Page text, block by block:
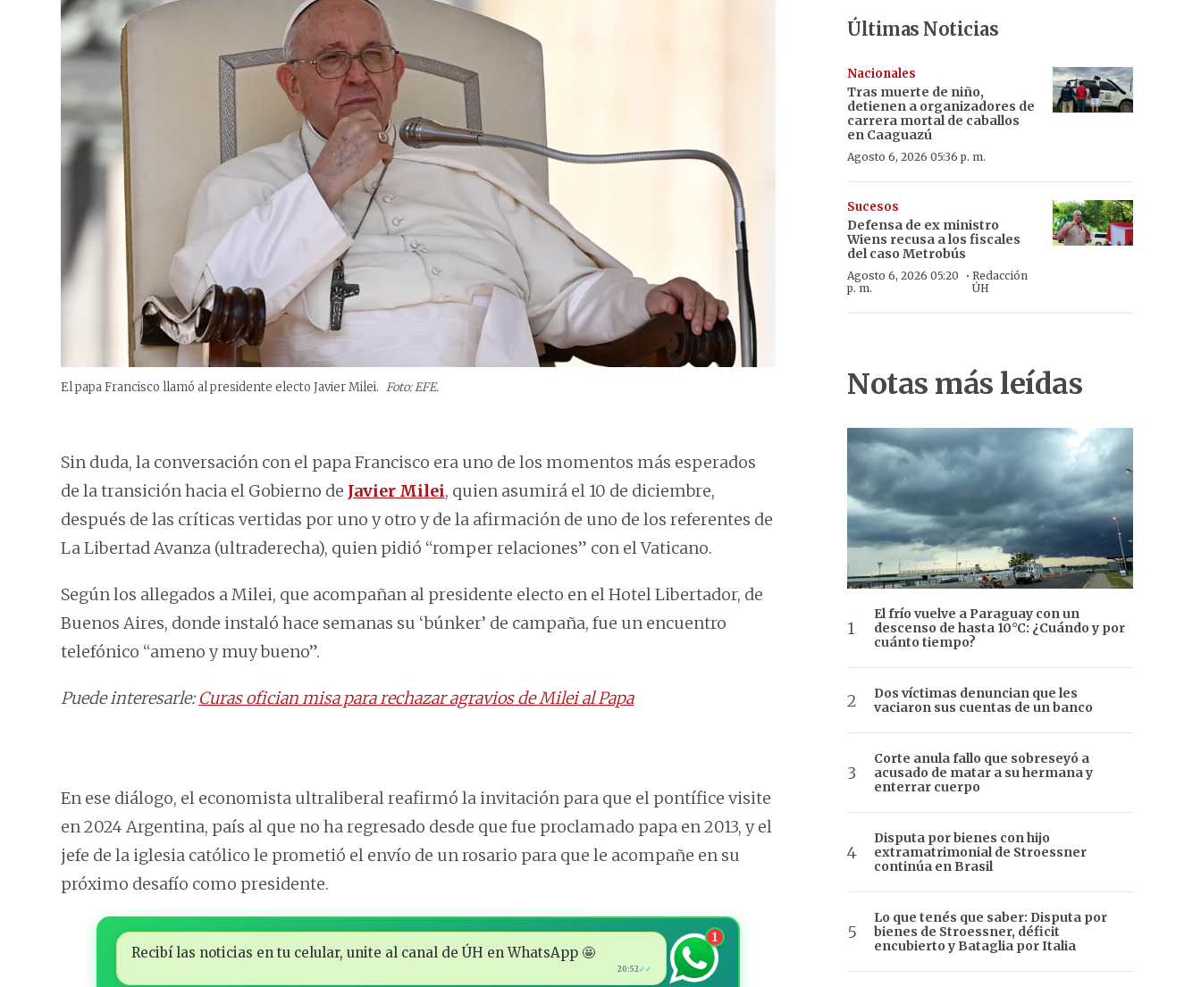
El papa Francisco llamó al presidente electo Javier Milei. Foto: EFE.
Sin duda, la conversación con el papa Francisco era uno de los momentos más esperados
de la transición hacia el Gobierno de Javier Milei, quien asumirá el 10 de diciembre,
después de las críticas vertidas por uno y otro y de la afirmación de uno de los referentes de
La Libertad Avanza (ultraderecha), quien pidió “romper relaciones” con el Vaticano.
Según los allegados a Milei, que acompañan al presidente electo en el Hotel Libertador, de
Buenos Aires, donde instaló hace semanas su ‘búnker’ de campaña, fue un encuentro
telefónico “ameno y muy bueno”.
Puede interesarle:Curas ofician misa para rechazar agravios de Milei al Papa
En ese diálogo, el economista ultraliberal reafirmó la invitación para que el pontífice visite
en 2024 Argentina, país al que no ha regresado desde que fue proclamado papa en 2013, y el
jefe de la iglesia católico le prometió el envío de un rosario para que le acompañe en su
próximo desafío como presidente.
Recibí las noticias en tu celular, unite al canal de ÚH en WhatsApp 🤩
20:52✓✓
1
Últimas Noticias
Nacionales
Tras muerte de niño,
detienen a organizadores de
carrera mortal de caballos
en Caaguazú
Agosto 6, 2026 05:36 p. m.
Sucesos
Defensa de ex ministro
Wiens recusa a los fiscales
del caso Metrobús
Agosto 6, 2026 05:20
p. m.
· Redacción
ÚH
Notas más leídas
El frío vuelve a Paraguay con un
descenso de hasta 10°C: ¿Cuándo y por
cuánto tiempo?
Dos víctimas denuncian que les
vaciaron sus cuentas de un banco
Corte anula fallo que sobreseyó a
acusado de matar a su hermana y
enterrar cuerpo
Disputa por bienes con hijo
extramatrimonial de Stroessner
continúa en Brasil
Lo que tenés que saber: Disputa por
bienes de Stroessner, déficit
encubierto y Bataglia por Italia